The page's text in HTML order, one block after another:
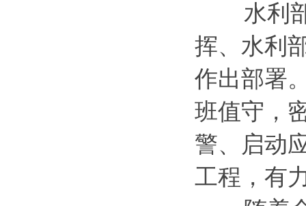
水利部
挥、水利
作出部署
班值守，
警、启动
工程，有